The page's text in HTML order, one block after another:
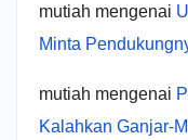
mutiah mengenai
Minta
mutiah mengenai
Kalahkan Ganjar-